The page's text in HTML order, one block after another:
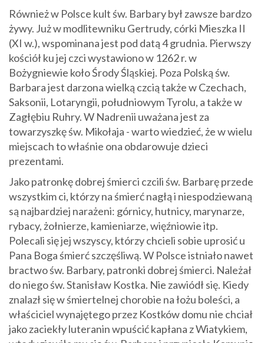
Również w Polsce kult św. Barbary był zawsze bardzo
żywy. Już w modlitewniku Gertrudy, córki Mieszka II
(XI w.), wspominana jest pod datą 4 grudnia. Pierwszy
kościół ku jej czci wystawiono w 1262 r. w
Bożygniewie koło Środy Śląskiej. Poza Polską św.
Barbara jest darzona wielką czcią także w Czechach,
Saksonii, Lotaryngii, południowym Tyrolu, a także w
Zagłębiu Ruhry. W Nadrenii uważana jest za
towarzyszkę św. Mikołaja - warto wiedzieć, że w wielu
miejscach to właśnie ona obdarowuje dzieci
prezentami.
Jako patronkę dobrej śmierci czcili św. Barbarę przede
wszystkim ci, którzy na śmierć nagłą i niespodziewaną
są najbardziej narażeni: górnicy, hutnicy, marynarze,
rybacy, żołnierze, kamieniarze, więźniowie itp.
Polecali się jej wszyscy, którzy chcieli sobie uprosić u
Pana Boga śmierć szczęśliwą. W Polsce istniało nawet
bractwo św. Barbary, patronki dobrej śmierci. Należał
do niego św. Stanisław Kostka. Nie zawiódł się. Kiedy
znalazł się w śmiertelnej chorobie na łożu boleści, a
właściciel wynajętego przez Kostków domu nie chciał
jako zaciekły luteranin wpuścić kapłana z Wiatykiem,